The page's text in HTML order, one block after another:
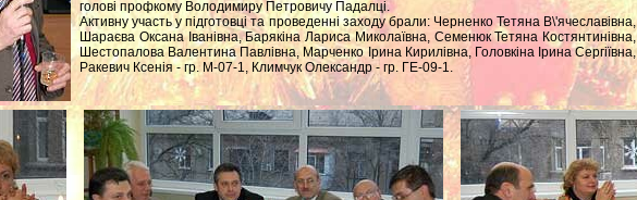
голові профкому Володимиру Петровичу Падалці.
Активну участь у підготовці та проведенні заходу брали: Черненко Тетяна В\'ячеславівна,
Шараєва Оксана Іванівна, Барякіна Лариса Миколаївна, Семенюк Тетяна Костянтинівна,
Шестопалова Валентина Павлівна, Марченко Ірина Кирилівна, Головкіна Ірина Сергіївна,
Ракевич Ксенія - гр. М-07-1, Климчук Олександр - гр. ГЕ-09-1.